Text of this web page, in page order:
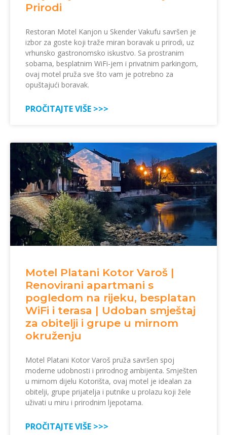
Prirodi
Restoran Motel Kanjon u Skender Vakufu savršen je
izbor za goste koji traže miran boravak u prirodi, uz
vrhunsko gastronomsko iskustvo. Sa prostranim
sobama, besplatnim WiFi-jem i privatnim parkingom,
ovaj motel pruža sve što vam je potrebno za
opuštajući boravak.
PROČITAJTE VIŠE >>>
Motel Platani Kotor Varoš |
Renovirani apartmani s
pogledom na rijeku, besplatan
WiFi i terasa | Udoban smještaj
za obitelji i grupe u mirnom
okruženju
Motel Platani Kotor Varoš pruža savršen spoj
moderne udobnosti i prirodnog ambijenta. Smješten
u mirnom dijelu Kotorišta, ovaj motel je idealan za
obitelji, grupe prijatelja i putnike u prolazu koji žele
uživati u miru i prirodnim ljepotama.
PROČITAJTE VIŠE >>>